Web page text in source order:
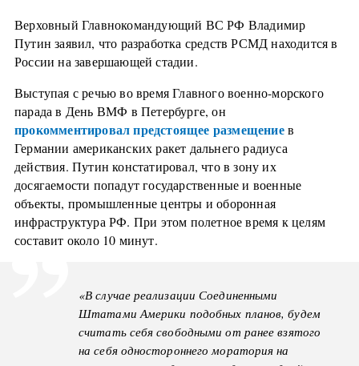
Верховный Главнокомандующий ВС РФ Владимир
Путин заявил, что разработка средств РСМД находится в
России на завершающей стадии.
Выступая с речью во время Главного военно-морского
парада в День ВМФ в Петербурге, он
прокомментировал предстоящее размещениев
Германии американских ракет дальнего радиуса
действия. Путин констатировал, что в зону их
досягаемости попадут государственные и военные
объекты, промышленные центры и оборонная
инфраструктура РФ. При этом полетное время к целям
составит около 10 минут.
«В случае реализации Соединенными
Штатами Америки подобных планов, будем
считать себя свободными от ранее взятого
на себя одностороннего моратория на